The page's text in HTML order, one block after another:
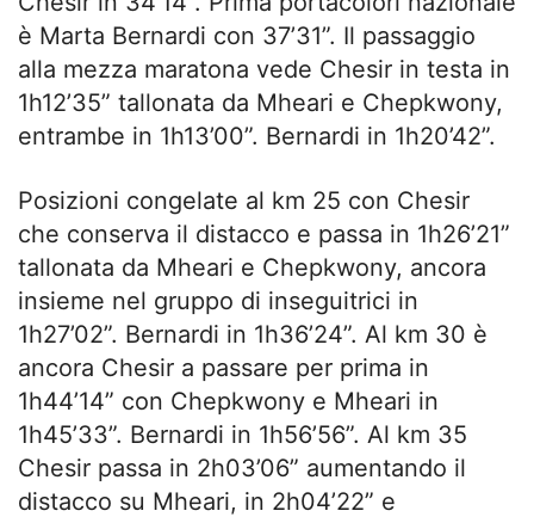
è Marta Bernardi con 37’31”. Il passaggio
alla mezza maratona vede Chesir in testa in
1h12’35” tallonata da Mheari e Chepkwony,
entrambe in 1h13’00”. Bernardi in 1h20’42”.
Posizioni congelate al km 25 con Chesir
che conserva il distacco e passa in 1h26’21”
tallonata da Mheari e Chepkwony, ancora
insieme nel gruppo di inseguitrici in
1h27’02”. Bernardi in 1h36’24”. Al km 30 è
ancora Chesir a passare per prima in
1h44’14” con Chepkwony e Mheari in
1h45’33”. Bernardi in 1h56’56”. Al km 35
Chesir passa in 2h03’06” aumentando il
distacco su Mheari, in 2h04’22” e